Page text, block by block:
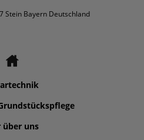
Stein Bayern Deutschland
über uns